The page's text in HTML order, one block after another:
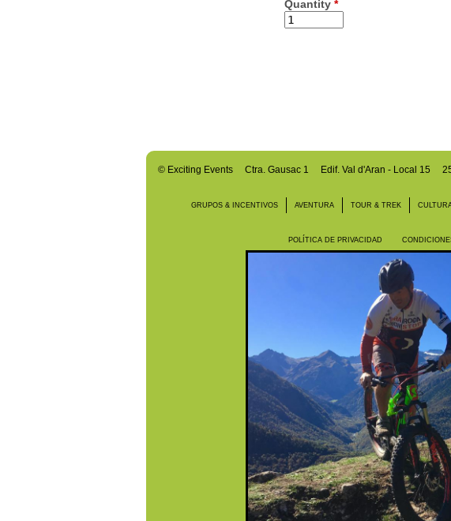
Quantity *
©Exciting Events Ctra. Gausac 1 Edif. Val d'Aran - Local 15
GRUPOS & INCENTIVOS AVENTURA TOUR & TREK
POLÍTICA DE PRIVACIDAD